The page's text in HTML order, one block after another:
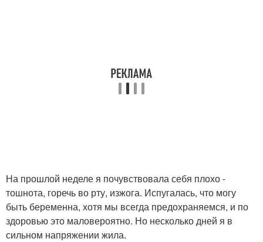
На прошлой неделе я почувствовала себя плохо -
тошнота, горечь во рту, изжога. Испугалась, что могу
быть беременна, хотя мы всегда предохраняемся, и по
здоровью это маловероятно. Но несколько дней я в
сильном напряжении жила.